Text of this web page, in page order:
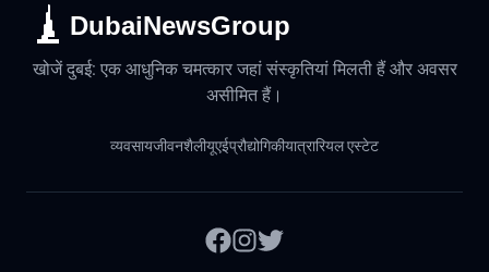
DubaiNewsGroup
खोजें दुबई: एक आधुनिक चमत्कार जहां संस्कृतियां मिलती हैं और अवसर
असीमित हैं।
व्यवसायजीवनशैलीयूएईप्रौद्योगिकीयात्रारियल एस्टेट